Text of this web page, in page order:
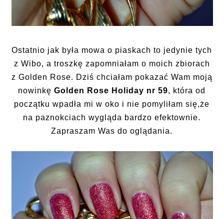
Ostatnio jak była mowa o piaskach to jedynie tych
z Wibo, a troszkę zapomniałam o moich zbiorach
z Golden Rose. Dziś chciałam pokazać Wam moją
nowinkęGolden Rose Holiday nr 59, która od
początku wpadła mi w oko i nie pomyliłam się,że
na paznokciach wygląda bardzo efektownie.
Zapraszam Was do oglądania.